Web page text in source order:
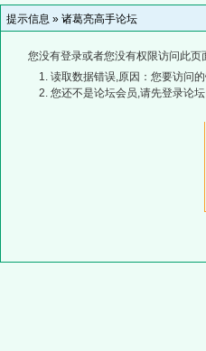
提示信息 » 诸葛亮高手论坛
您没有登录或者您没有权限访问此页
读取数据错误,原因：您要访问
您还不是论坛会员,请先登录论坛